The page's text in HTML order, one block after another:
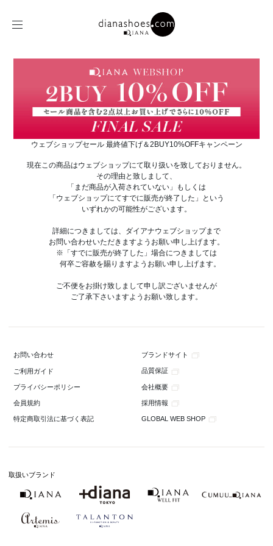
ウェブショップセール 最終値下げ＆2BUY10%OFFキャンペーン
現在この商品はウェブショップにて取り扱いを致しておりません。
その理由と致しまして、
「まだ商品が入荷されていない」もしくは
「ウェブショップにてすでに販売が終了した」という
いずれかの可能性がございます。
詳細につきましては、ダイアナウェブショップまで
お問い合わせいただきますようお願い申し上げます。
※「すでに販売が終了した」場合につきましては
何卒ご容赦を賜りますようお願い申し上げます。
ご不便をお掛け致しまして申し訳ございませんが
ご了承下さいますようお願い致します。
お問い合わせ ブランドサイト
ご利用ガイド 品質保証
プライバシーポリシー 会社概要
会員規約 採用情報
特定商取引法に基づく表記 GLOBAL WEB SHOP
取扱いブランド